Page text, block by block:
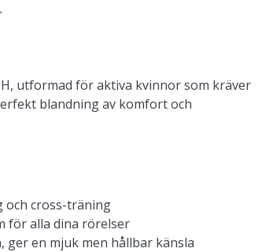
utformad för aktiva kvinnor som kräver
blandning av komfort och
och cross-träning
för alla dina rörelser
ger en mjuk men hållbar känsla